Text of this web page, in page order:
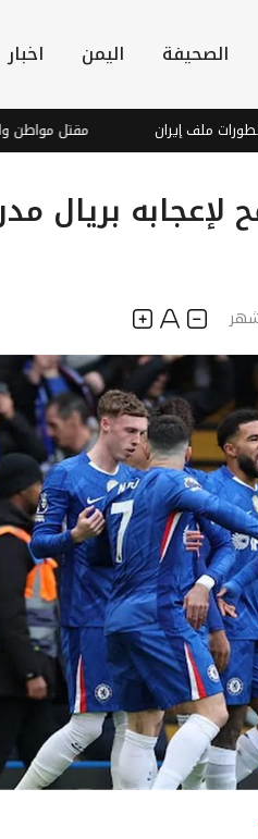
الصحيفة اليمن اخبار
إيران مقتل مواطن وابنته
بريال